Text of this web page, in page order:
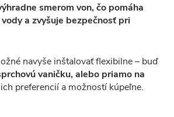
smerom von, čo pomáha
a zvyšuje bezpečnosť pri
navyše inštalovať flexibilne – buď
vaničku, alebo priamo na
preferencií a možností kúpeľne.